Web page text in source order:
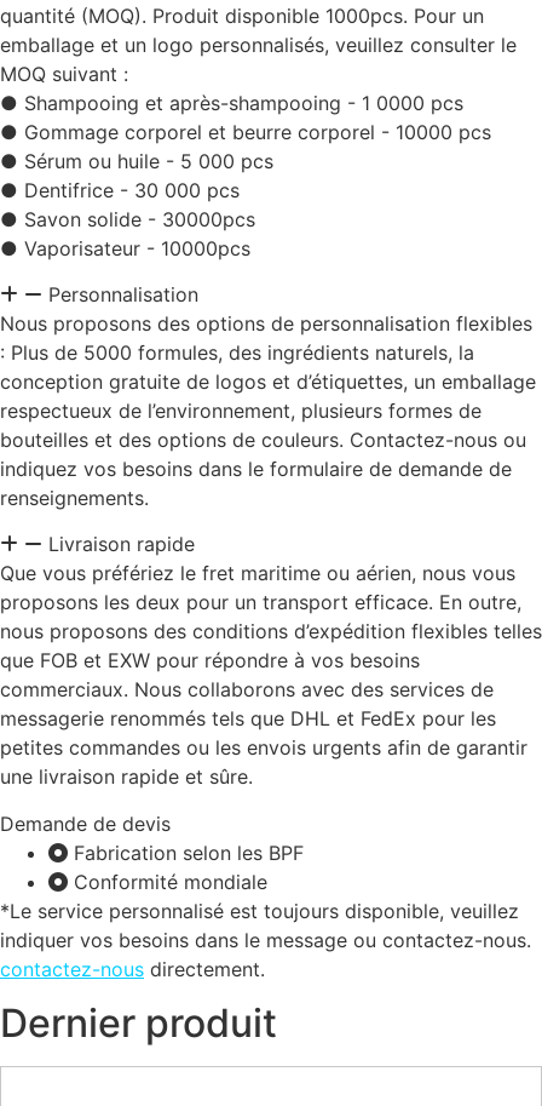
quantité (MOQ). Produit disponible 1000pcs. Pour un
emballage et un logo personnalisés, veuillez consulter le
MOQ suivant :
● Shampooing et après-shampooing - 1 0000 pcs
● Gommage corporel et beurre corporel - 10000 pcs
● Sérum ou huile - 5 000 pcs
● Dentifrice - 30 000 pcs
● Savon solide - 30000pcs
● Vaporisateur - 10000pcs
Personnalisation
Nous proposons des options de personnalisation flexibles
: Plus de 5000 formules, des ingrédients naturels, la
conception gratuite de logos et d’étiquettes, un emballage
respectueux de l’environnement, plusieurs formes de
bouteilles et des options de couleurs. Contactez-nous ou
indiquez vos besoins dans le formulaire de demande de
renseignements.
Livraison rapide
Que vous préfériez le fret maritime ou aérien, nous vous
proposons les deux pour un transport efficace. En outre,
nous proposons des conditions d’expédition flexibles telles
que FOB et EXW pour répondre à vos besoins
commerciaux. Nous collaborons avec des services de
messagerie renommés tels que DHL et FedEx pour les
petites commandes ou les envois urgents afin de garantir
une livraison rapide et sûre.
Demande de devis
Fabrication selon les BPF
Conformité mondiale
*Le service personnalisé est toujours disponible, veuillez
indiquer vos besoins dans le message ou contactez-nous.
contactez-nous directement.
Dernier produit